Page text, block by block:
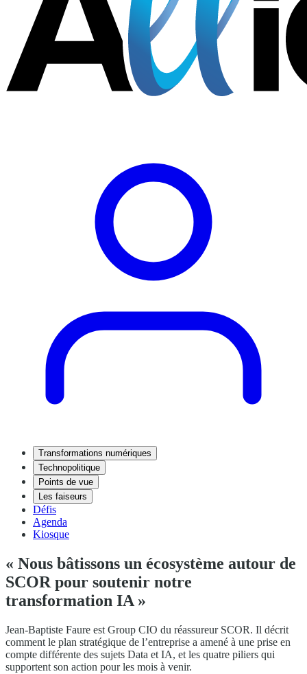
Transformations numériques
Technopolitique
Points de vue
Les faiseurs
Défis
Agenda
Kiosque
« Nous bâtissons un écosystème autour de
SCOR pour soutenir notre
transformation IA »
Jean-Baptiste Faure est Group CIO du réassureur SCOR. Il décrit
comment le plan stratégique de l’entreprise a amené à une prise en
compte différente des sujets Data et IA, et les quatre piliers qui
supportent son action pour les mois à venir.